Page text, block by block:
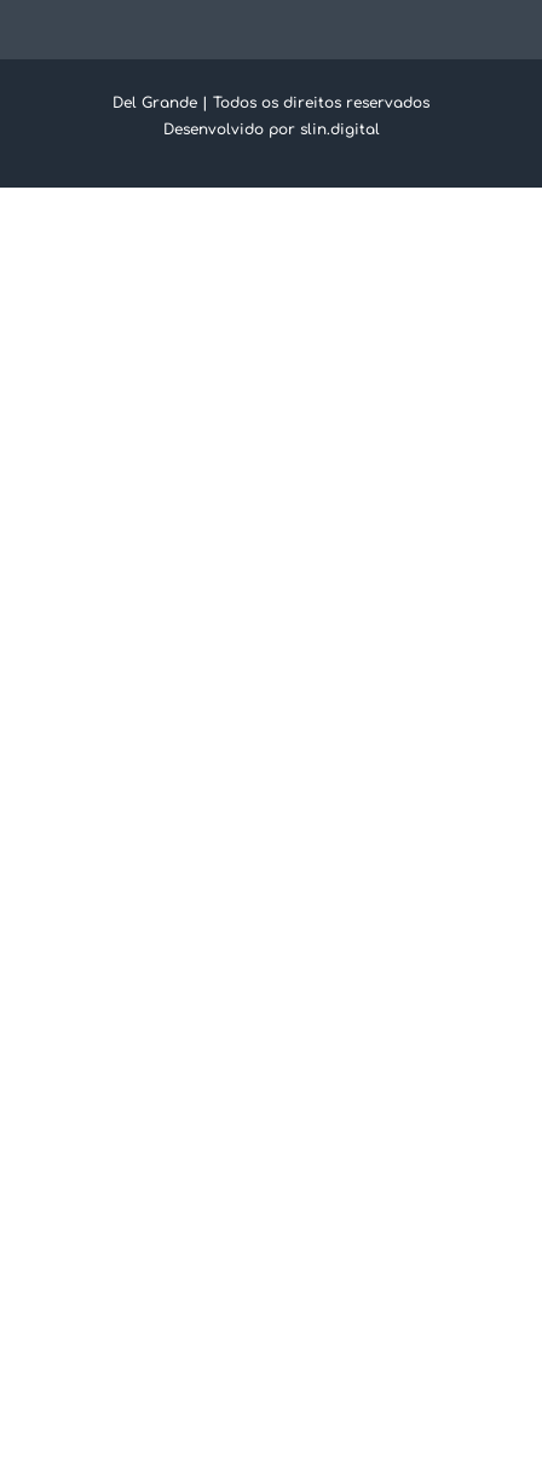
Del Grande | Todos os direitos reservados
Desenvolvido por slin.digital